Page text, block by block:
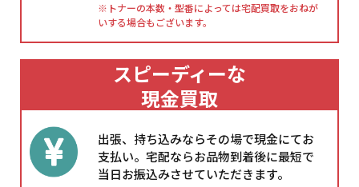
※トナーの本数・型番によっては宅配買取をおねが
いする場合もございます。
スピーディーな
現金買取
出張、持ち込みならその場で現金にてお
支払い。宅配ならお品物到着後に最短で
当日お振込みさせていただきます。